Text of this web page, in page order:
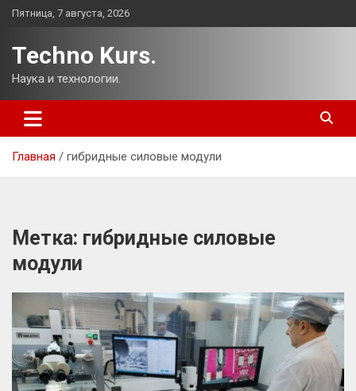
Перейти
Пятница, 7 августа, 2026
Techno Kurs.
Наука и технологии.
Главная гибридные силовые модули
Метка: гибридные силовые
модули